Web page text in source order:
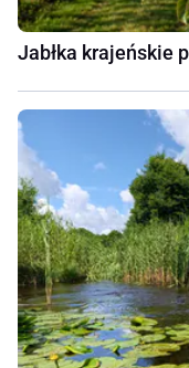
Jabłka krajeńskie